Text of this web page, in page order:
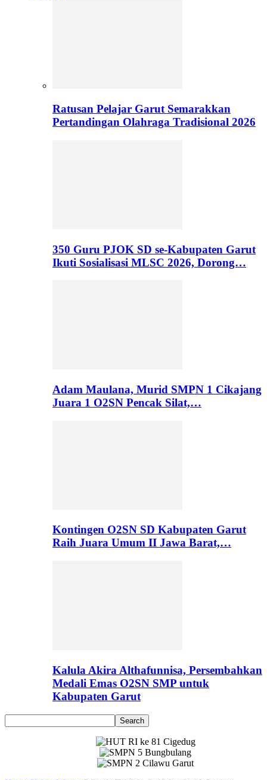
Ratusan Pelajar Garut Semarakkan
Pertandingan Olahraga Tradisional 2026
350 Guru PJOK SD se-Kabupaten Garut
Ikuti Sosialisasi MLSC 2026, Dorong…
Adam Maulana, Murid SMPN 1 Cikajang
Juara 1 O2SN Pencak Silat,…
Kontingen O2SN SD Kabupaten Garut
Raih Juara Umum II Jawa Barat,…
Kalula Akira Althafunnisa, Persembahkan
Medali Emas O2SN SMP untuk
Kabupaten Garut